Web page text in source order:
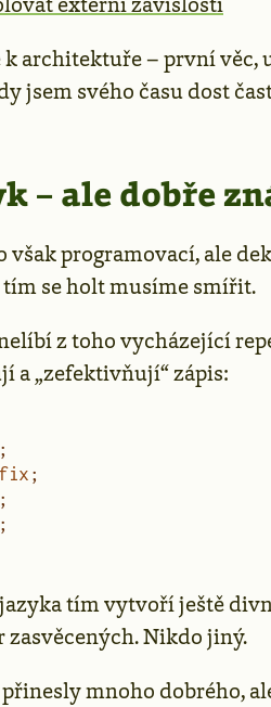
k architektuře – první věc,
jsem svého času dost
– ale dobře
však programovací, ale
tím se holt musíme smířit.
z toho vycházející
a „zefektivňují“ zápis:
;
;
;
tím vytvoří ještě
zasvěcených. Nikdo jiný.
přinesly mnoho dobrého,